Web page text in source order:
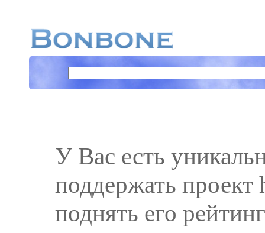
У Вас есть
поддержать
поднять его